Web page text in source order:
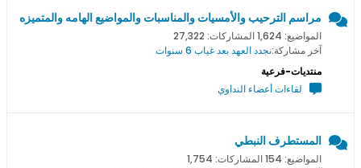
مراسم الترحيب والأمسيات والمناسبات والمواضيع الهامه والمتميزه
المواضيع: 1,624 المشاركات: 27,322
آخر مشاركة:نجدد العهد بعد غياب 6 سنوات
منتديات-فرعية
لقاءات أعضاء النداوي
المستطرف النبطي
المواضيع: 154 المشاركات: 1,754